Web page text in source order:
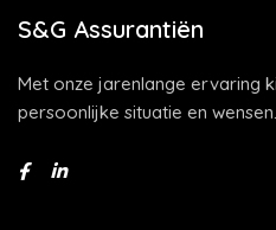
S&G Assurantiën
Met onze jarenlange ervaring
persoonlijke situatie en wensen.